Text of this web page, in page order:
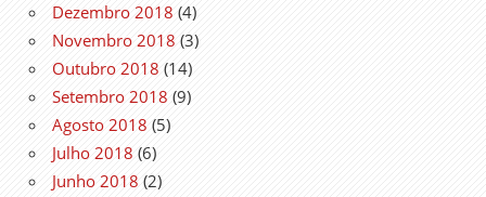
Dezembro 2018 (4)
Novembro 2018 (3)
Outubro 2018 (14)
Setembro 2018 (9)
Agosto 2018 (5)
Julho 2018 (6)
Junho 2018 (2)